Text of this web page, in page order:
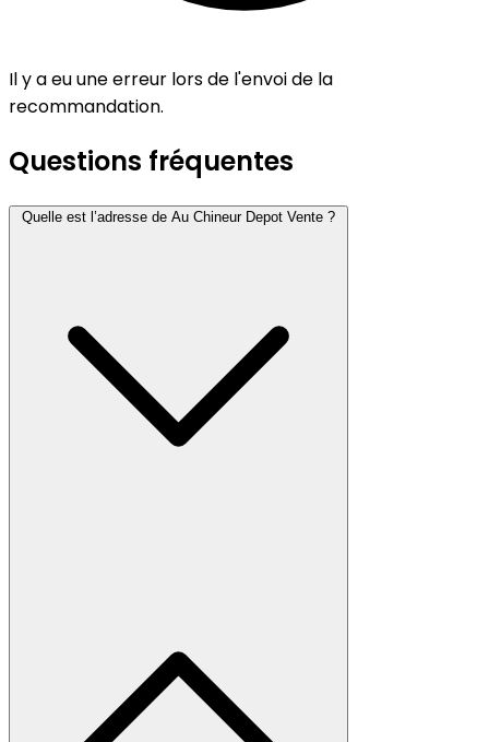
Il y a eu une erreur lors de l'envoi de la
recommandation.
Questions fréquentes
Quelle est l’adresse de Au Chineur Depot Vente ?